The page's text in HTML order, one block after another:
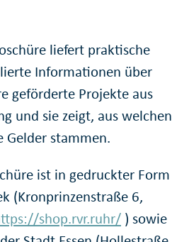
liefert praktische
Informationen über
geförderte Projekte aus
und sie zeigt, aus welchen
Gelder stammen.
ist in gedruckter Form
(Kronprinzenstraße 6,
shop.rvr.ruhr/ ) sowie